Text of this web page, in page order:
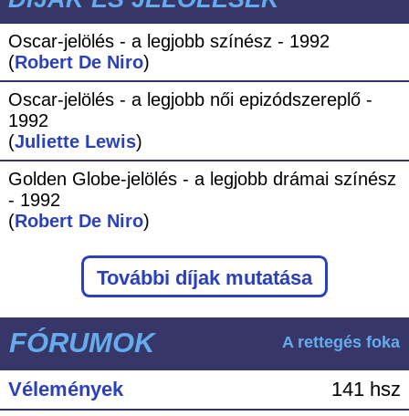
Oscar-jelölés - a legjobb színész - 1992
(Robert De Niro)
Oscar-jelölés - a legjobb női epizódszereplő -
1992
(Juliette Lewis)
Golden Globe-jelölés - a legjobb drámai színész
- 1992
(Robert De Niro)
További díjak mutatása
FÓRUMOK A rettegés foka
Vélemények
141 hsz